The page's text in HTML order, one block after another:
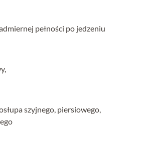
pełności po jedzeniu
szyjnego, piersiowego,